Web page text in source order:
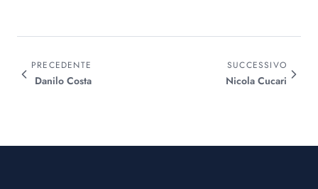
PRECEDENTE
Danilo Costa
SUCCESSIVO
Nicola Cucari